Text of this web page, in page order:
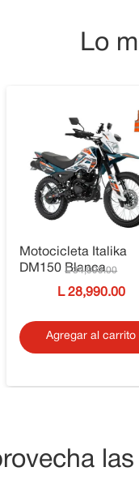
Lo
Motocicleta Italika
DM150 Blanca
34,999.00
28,990.00
Agregar al carrito